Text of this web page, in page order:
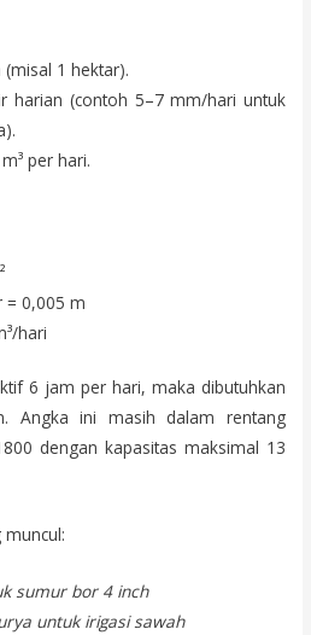
1 hektar).
harian (contoh 5–7 mm/hari untuk
per hari.
= 0,005 m
hari
6 jam per hari, maka dibutuhkan
Angka ini masih dalam rentang
dengan kapasitas maksimal 13
sumur bor 4 inch
untuk irigasi sawah